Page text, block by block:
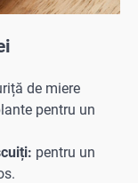
de miere
pentru un
pentru un